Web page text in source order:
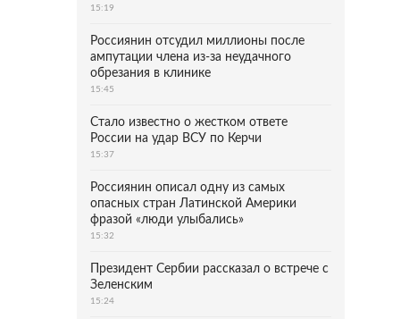
15:19
Россиянин отсудил миллионы после
ампутации члена из-за неудачного
обрезания в клинике
15:45
Стало известно о жестком ответе
России на удар ВСУ по Керчи
15:37
Россиянин описал одну из самых
опасных стран Латинской Америки
фразой «люди улыбались»
15:32
Президент Сербии рассказал о встрече с
Зеленским
15:24